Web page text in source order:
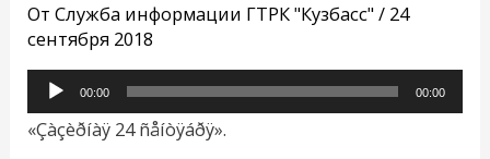
ОтСлужба информации ГТРК "Кузбасс"/ 24
сентября 2018
Аудиоплеер
00:00 00:00
«Çàçèðíàÿ 24 ñåíòÿáðÿ».